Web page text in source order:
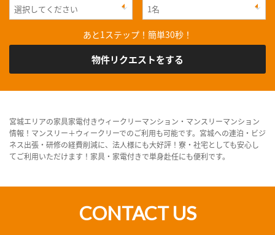
あと1ステップ！簡単30秒！
物件リクエストをする
宮城エリアの家具家電付きウィークリーマンション・マンスリーマンション
情報！マンスリー＋ウィークリーでのご利用も可能です。宮城への連泊・ビジ
ネス出張・研修の経費削減に、法人様にも大好評！寮・社宅としても安心し
てご利用いただけます！家具・家電付きで単身赴任にも便利です。
CONTACT US